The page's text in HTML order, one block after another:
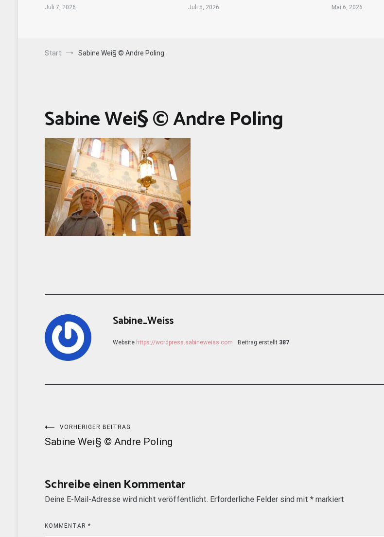
Juli 7, 2026 Juli 5, 2026 Mai 6, 2026
Start Sabine Wei§ © Andre Poling
Sabine Wei§ © Andre Poling
Sabine_Weiss
Website https://wordpress.sabineweiss.com Beitrag erstellt 387
Beitragsnavigation
VORHERIGER BEITRAG
Sabine Wei§ © Andre Poling
Schreibe einen Kommentar
Deine E-Mail-Adresse wird nicht veröffentlicht. Erforderliche Felder sind mit * markiert
KOMMENTAR *